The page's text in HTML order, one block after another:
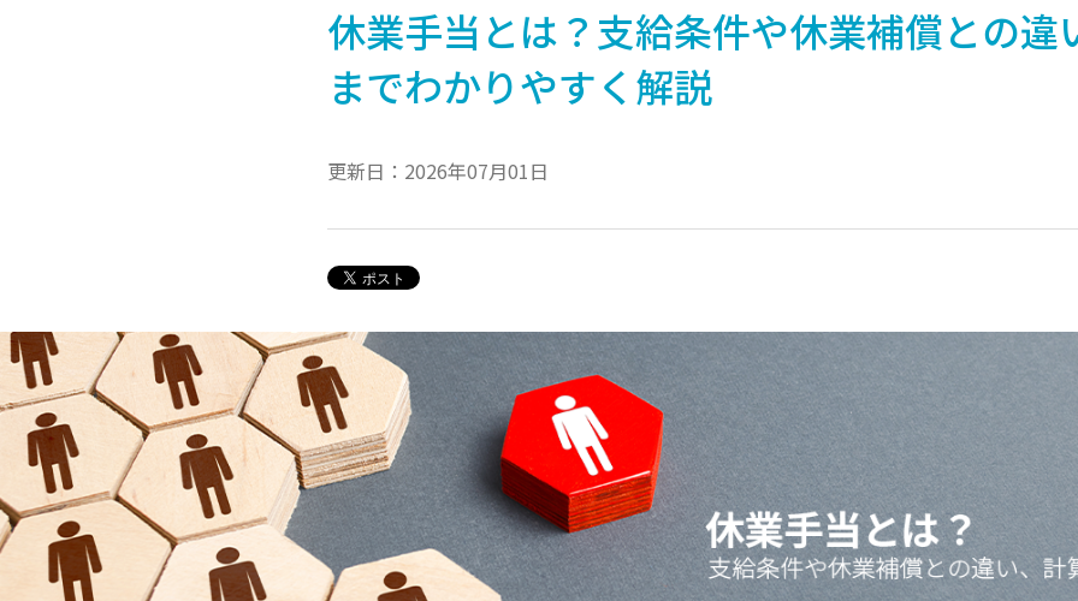
休業手当とは？支給条件や休業補償との違
までわかりやすく解説
更新日：2026年07月01日